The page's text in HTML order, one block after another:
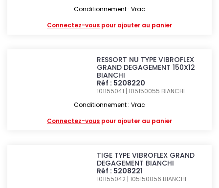
Conditionnement : Vrac
Connectez-vous pour ajouter au panier
RESSORT NU TYPE VIBROFLEX
GRAND DEGAGEMENT 150X12
BIANCHI
Réf : 5208220
101155041 | 105150055 BIANCHI
Conditionnement : Vrac
Connectez-vous pour ajouter au panier
TIGE TYPE VIBROFLEX GRAND
DEGAGEMENT BIANCHI
Réf : 5208221
101155042 | 105150056 BIANCHI